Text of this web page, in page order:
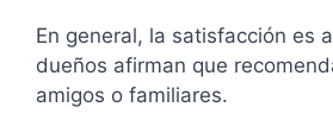
En general, la satisfacción es
dueños afirman que
amigos o familiares.